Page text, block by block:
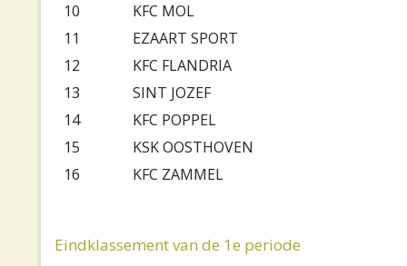
10
KFC MOL
11
EZAART SPORT
12
KFC FLANDRIA
13
SINT JOZEF
14
KFC POPPEL
15
KSK OOSTHOVEN
16
KFC ZAMMEL
Eindklassement van de 1e periode